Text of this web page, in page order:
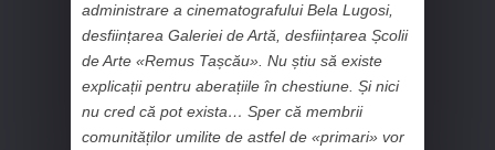
administrare a cinematografului Bela Lugosi,
desființarea Galeriei de Artă, desființarea Școlii
de Arte «Remus Tașcău». Nu știu să existe
explicații pentru aberațiile în chestiune. Și nici
nu cred că pot exista… Sper că membrii
comunităților umilite de astfel de «primari» vor